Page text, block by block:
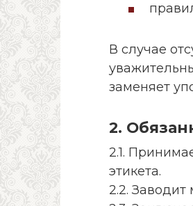
В случае
заменяет
2.
2.1.
этикета.
2.2.